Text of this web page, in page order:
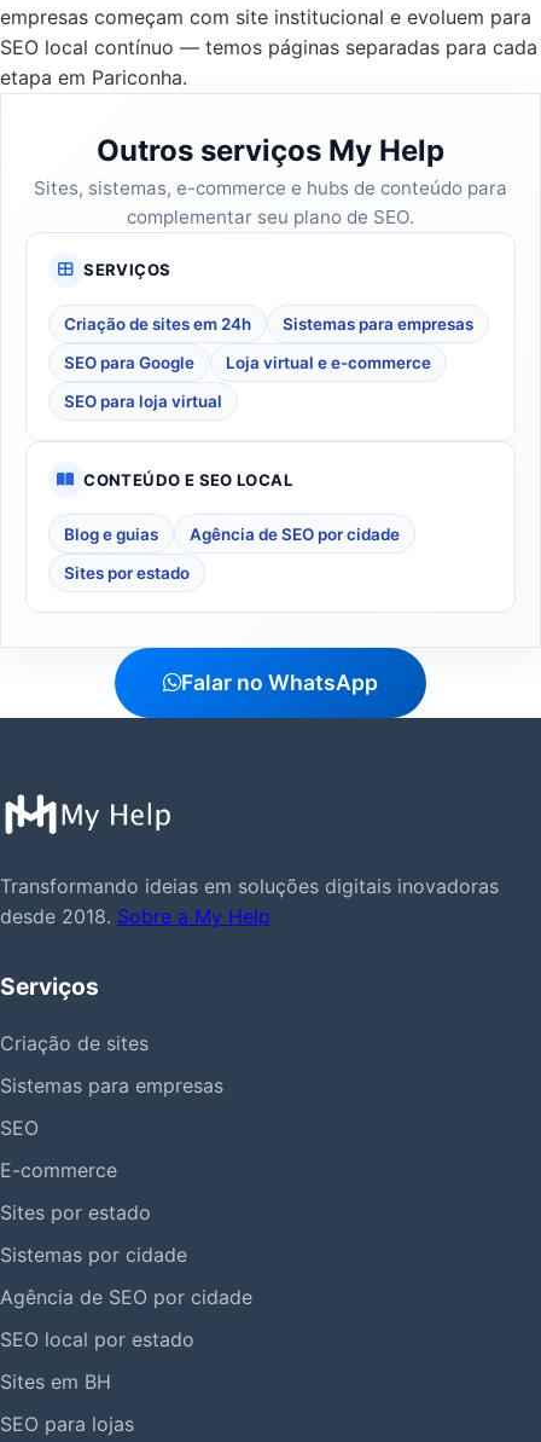
empresas começam com site institucional e evoluem para
SEO local contínuo — temos páginas separadas para cada
etapa em Pariconha.
Outros serviços My Help
Sites, sistemas, e-commerce e hubs de conteúdo para
complementar seu plano de SEO.
SERVIÇOS
Criação de sites em 24h Sistemas para empresas
SEO para Google Loja virtual e e-commerce
SEO para loja virtual
CONTEÚDO E SEO LOCAL
Blog e guias Agência de SEO por cidade
Sites por estado
Falar no WhatsApp
Transformando ideias em soluções digitais inovadoras
desde 2018. Sobre a My Help
Serviços
Criação de sites
Sistemas para empresas
SEO
E-commerce
Sites por estado
Sistemas por cidade
Agência de SEO por cidade
SEO local por estado
Sites em BH
SEO para lojas